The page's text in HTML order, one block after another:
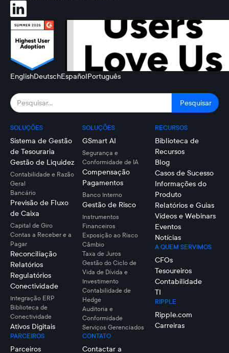
EnglishDeutschEspañolPortuguês
SOLUÇÕES
Sistema de Gestão
de Tesouraria
Gestão de Liquidez
Contabilidade e Razão
Geral
Bancário
Previsão de Fluxo
de Caixa
Capital de Giro
Contas a Receber e a
Pagar
Reconciliação
Relatórios
Regulatórios
Conectividade
Integração ERP
Biblioteca de
Conectividade
Ativos Digitais
PARCEIROS
Parceiros
SOLUÇÕES
GSmart AI
Segurança e
Conformidade de IA
Compensação
Pagamentos
Banco Interno
Gestão de Risco
Instrumentos
Financeiros
Exposição ao Risco
Câmbio
Taxa de Juros
Gestão do Ciclo de
Vida de Dívida e
Investimento
Contabilidade de
Hedge
Auditoria e
Conformidade
Serviços Gerenciados
CONTATO
Contactar a
RECURSOS
Biblioteca de
Recursos
Blog
Casos de Sucesso
Informações do
Produto
Relatórios e Guias
Vídeos e Webinars
Eventos
Notícias
A QUEM SERVIMOS
CFOs
Tesoureiros
Contabilidade
TI
RIPPLE
Ripple.com
Carreiras